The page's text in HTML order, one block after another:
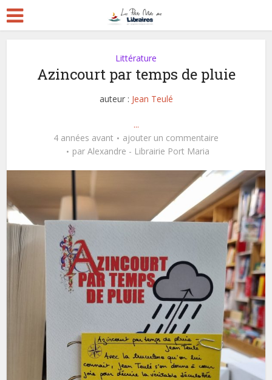
Littérature
Azincourt par temps de pluie
auteur : Jean Teulé
...
4 années avant
ajouter un commentaire
par Alexandre - Librairie Port Maria